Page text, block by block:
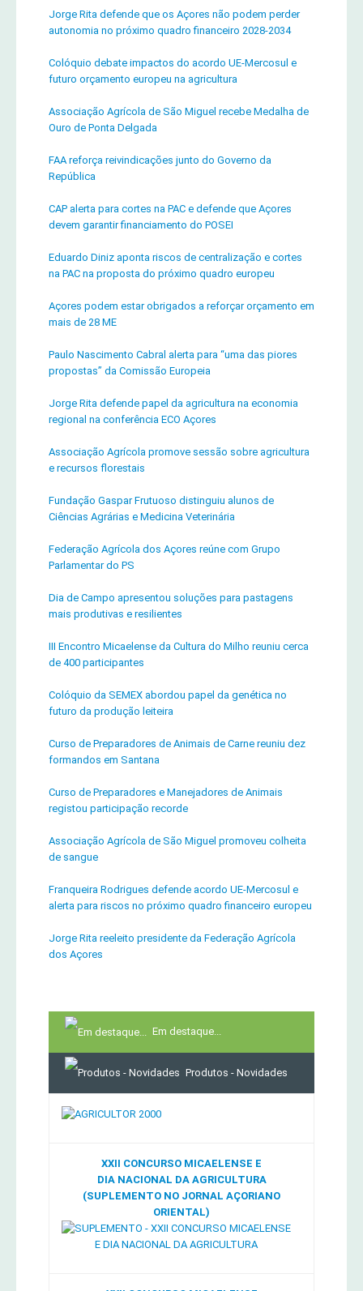
Jorge Rita defende que os Açores não podem perder
autonomia no próximo quadro financeiro 2028-2034
Colóquio debate impactos do acordo UE-Mercosul e
futuro orçamento europeu na agricultura
Associação Agrícola de São Miguel recebe Medalha de
Ouro de Ponta Delgada
FAA reforça reivindicações junto do Governo da
República
CAP alerta para cortes na PAC e defende que Açores
devem garantir financiamento do POSEI
Eduardo Diniz aponta riscos de centralização e cortes
na PAC na proposta do próximo quadro europeu
Açores podem estar obrigados a reforçar orçamento em
mais de 28 ME
Paulo Nascimento Cabral alerta para “uma das piores
propostas” da Comissão Europeia
Jorge Rita defende papel da agricultura na economia
regional na conferência ECO Açores
Associação Agrícola promove sessão sobre agricultura
e recursos florestais
Fundação Gaspar Frutuoso distinguiu alunos de
Ciências Agrárias e Medicina Veterinária
Federação Agrícola dos Açores reúne com Grupo
Parlamentar do PS
Dia de Campo apresentou soluções para pastagens
mais produtivas e resilientes
III Encontro Micaelense da Cultura do Milho reuniu cerca
de 400 participantes
Colóquio da SEMEX abordou papel da genética no
futuro da produção leiteira
Curso de Preparadores de Animais de Carne reuniu dez
formandos em Santana
Curso de Preparadores e Manejadores de Animais
registou participação recorde
Associação Agrícola de São Miguel promoveu colheita
de sangue
Franqueira Rodrigues defende acordo UE-Mercosul e
alerta para riscos no próximo quadro financeiro europeu
Jorge Rita reeleito presidente da Federação Agrícola
dos Açores
Em destaque...
Produtos - Novidades
XXII CONCURSO MICAELENSE E
DIA NACIONAL DA AGRICULTURA
(SUPLEMENTO NO JORNAL AÇORIANO
ORIENTAL)